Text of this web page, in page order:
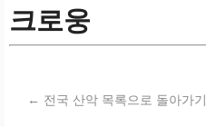
크로웅
← 전국 산악 목록으로 돌아가기